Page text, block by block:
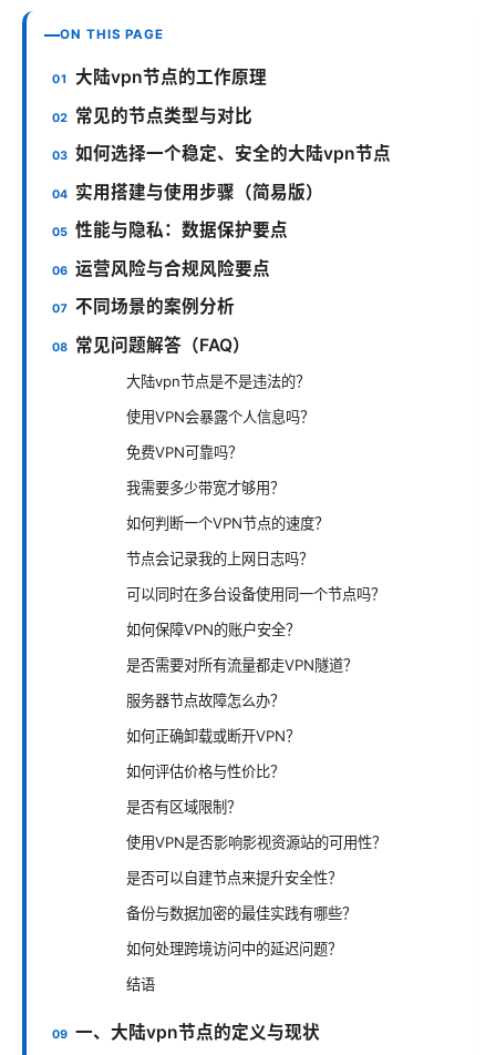
ON THIS PAGE
大陆vpn节点的工作原理
常见的节点类型与对比
如何选择一个稳定、安全的大陆vpn节点
实用搭建与使用步骤（简易版）
性能与隐私：数据保护要点
运营风险与合规风险要点
不同场景的案例分析
常见问题解答（FAQ）
大陆vpn节点是不是违法的？
使用VPN会暴露个人信息吗？
免费VPN可靠吗？
我需要多少带宽才够用？
如何判断一个VPN节点的速度？
节点会记录我的上网日志吗？
可以同时在多台设备使用同一个节点吗？
如何保障VPN的账户安全？
是否需要对所有流量都走VPN隧道？
服务器节点故障怎么办？
如何正确卸载或断开VPN？
如何评估价格与性价比？
是否有区域限制？
使用VPN是否影响影视资源站的可用性？
是否可以自建节点来提升安全性？
备份与数据加密的最佳实践有哪些？
如何处理跨境访问中的延迟问题？
结语
一、大陆vpn节点的定义与现状